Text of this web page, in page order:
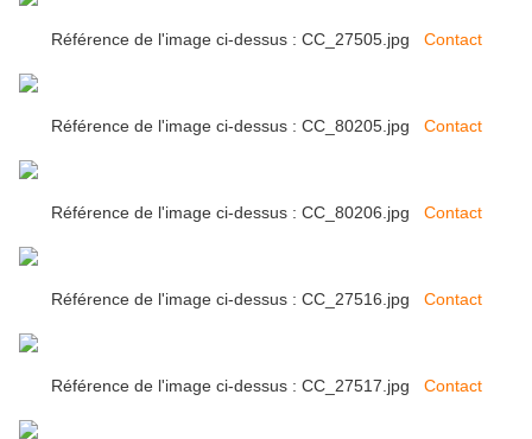
Référence de l'image ci-dessus : CC_27505.jpg Contact
Référence de l'image ci-dessus : CC_80205.jpg Contact
Référence de l'image ci-dessus : CC_80206.jpg Contact
Référence de l'image ci-dessus : CC_27516.jpg Contact
Référence de l'image ci-dessus : CC_27517.jpg Contact